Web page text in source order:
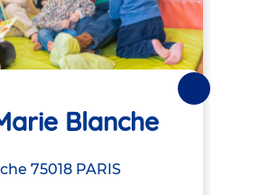
Blanche
75018 PARIS
Suivantes